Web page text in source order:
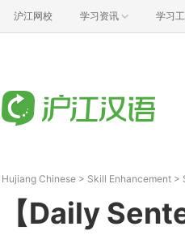
沪江网校 学习资讯 学习
Hujiang Chinese > Skill Enhancement >
【Daily